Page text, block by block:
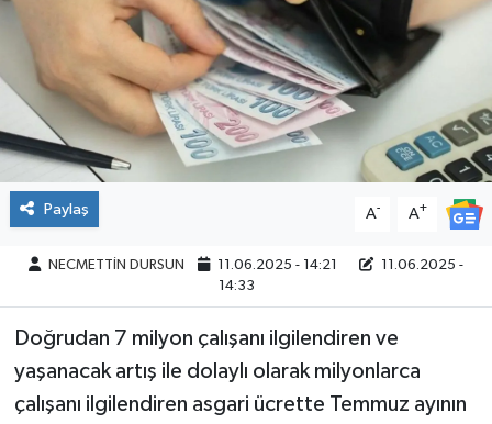
Paylaş A- A+
NECMETTİN DURSUN 11.06.2025 - 14:21
11.06.2025 -
14:33
Doğrudan 7 milyon çalışanı ilgilendiren ve
yaşanacak artış ile dolaylı olarak milyonlarca
çalışanı ilgilendiren asgari ücrette Temmuz ayının